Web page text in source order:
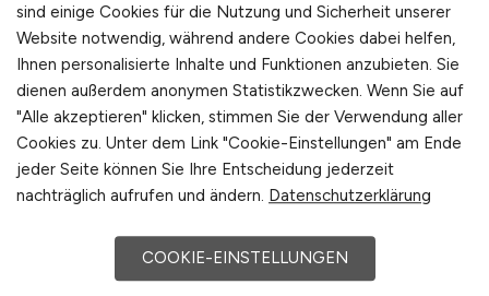
Nachhaltigkeit und
Verantwortung als
Erfolgsfaktoren der modernen
Logistik
Nachhaltigkeit ist zu einem zentralen Element
Logistik spielt dabei eine Schlüsselrolle.
LOGISTIKPLATZ.DE zeigt, dass nachhaltige
sind einige Cookies für die Nutzung und Sicherheit unserer
Website notwendig, während andere Cookies dabei helfen,
Ihnen personalisierte Inhalte und Funktionen anzubieten. Sie
dienen außerdem anonymen Statistikzwecken. Wenn Sie auf
"Alle akzeptieren" klicken, stimmen Sie der Verwendung aller
Cookies zu. Unter dem Link "Cookie-Einstellungen" am Ende
jeder Seite können Sie Ihre Entscheidung jederzeit
nachträglich aufrufen und ändern. Datenschutzerklärung
COOKIE-EINSTELLUNGEN